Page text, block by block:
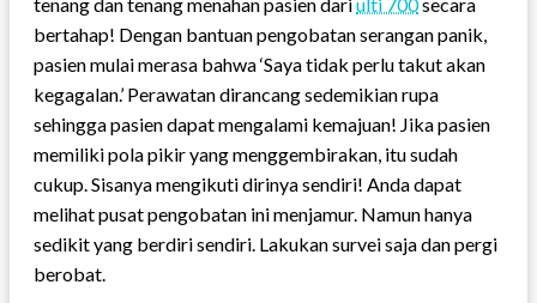
bertahap! Dengan bantuan pengobatan serangan panik,
pasien mulai merasa bahwa ‘Saya tidak perlu takut akan
kegagalan.’ Perawatan dirancang sedemikian rupa
sehingga pasien dapat mengalami kemajuan! Jika pasien
memiliki pola pikir yang menggembirakan, itu sudah
cukup. Sisanya mengikuti dirinya sendiri! Anda dapat
melihat pusat pengobatan ini menjamur. Namun hanya
sedikit yang berdiri sendiri. Lakukan survei saja dan pergi
berobat.